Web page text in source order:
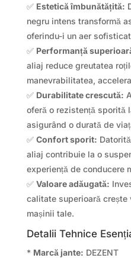
✅ Estetică îmbunătățită:
negru intens transformă
oferindu-i un aer
✅ Performanță
aliaj reduce greutatea
manevrabilitatea,
✅ Durabilitate crescută:
oferă o rezistență sporită
asigurând o durată de
✅ Confort sporit:
aliaj contribuie la o
experiență de conducere
✅ Valoare adăugată:
calitate superioară crește
mașinii tale.
Detalii Tehnice
* Marcă jante: DEZENT